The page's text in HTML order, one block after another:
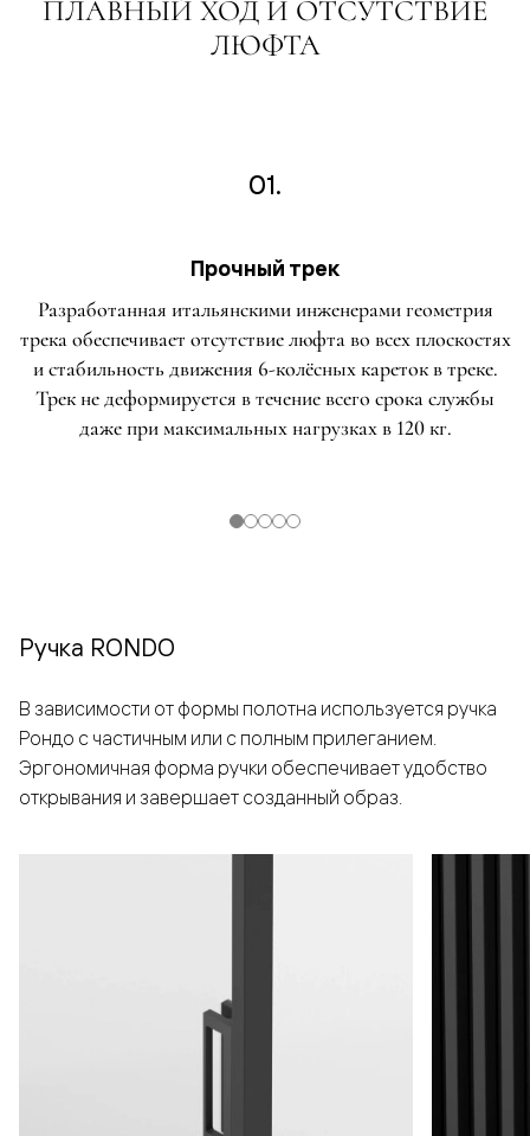
ПЛАВНЫЙ ХОД И ОТСУТСТВИЕ
ЛЮФТА
01.
Прочный трек
Разработанная итальянскими инженерами геометрия
трека обеспечивает отсутствие люфта во всех плоскостях
и стабильность движения 6-колёсных кареток в треке.
Трек не деформируется в течение всего срока службы
даже при максимальных нагрузках в 120 кг.
Ручка RONDO
В зависимости от формы полотна используется ручка
Рондо с частичным или с полным прилеганием.
Эргономичная форма ручки обеспечивает удобство
открывания и завершает созданный образ.